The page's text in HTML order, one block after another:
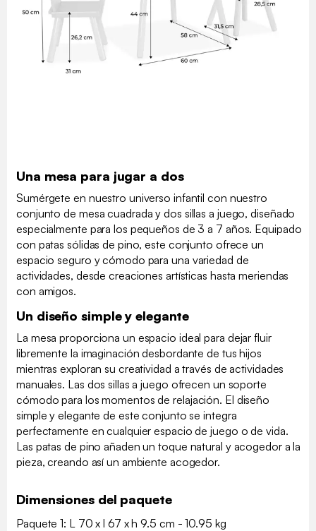
Una mesa para jugar a dos
Sumérgete en nuestro universo infantil con nuestro
conjunto de mesa cuadrada y dos sillas a juego, diseñado
especialmente para los pequeños de 3 a 7 años. Equipado
con patas sólidas de pino, este conjunto ofrece un
espacio seguro y cómodo para una variedad de
actividades, desde creaciones artísticas hasta meriendas
con amigos.
Un diseño simple y elegante
La mesa proporciona un espacio ideal para dejar fluir
libremente la imaginación desbordante de tus hijos
mientras exploran su creatividad a través de actividades
manuales. Las dos sillas a juego ofrecen un soporte
cómodo para los momentos de relajación. El diseño
simple y elegante de este conjunto se integra
perfectamente en cualquier espacio de juego o de vida.
Las patas de pino añaden un toque natural y acogedor a la
pieza, creando así un ambiente acogedor.
Dimensiones del paquete
Paquete 1: L 70 x l 67 x h 9.5 cm - 10.95 kg